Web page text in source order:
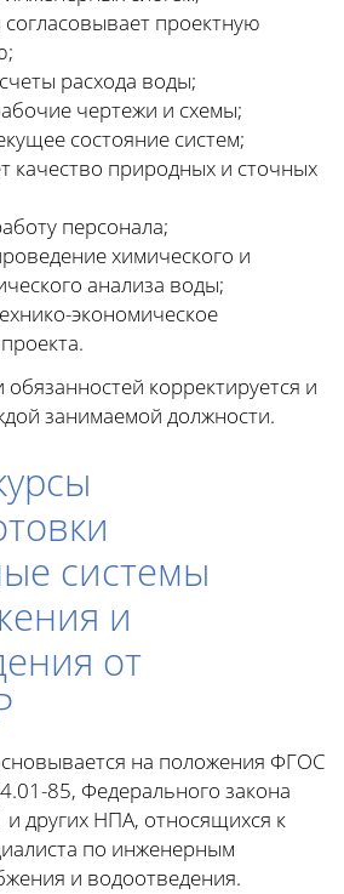
согласовывает проектную
расхода воды;
чертежи и схемы;
состояние систем;
качество природных и сточных
персонала;
химического и
анализа воды;
экономическое
корректируется и
занимаемой должности.
системы
и
от
на положения ФГОС
85, Федерального закона
других НПА, относящихся к
по инженерным
и водоотведения.